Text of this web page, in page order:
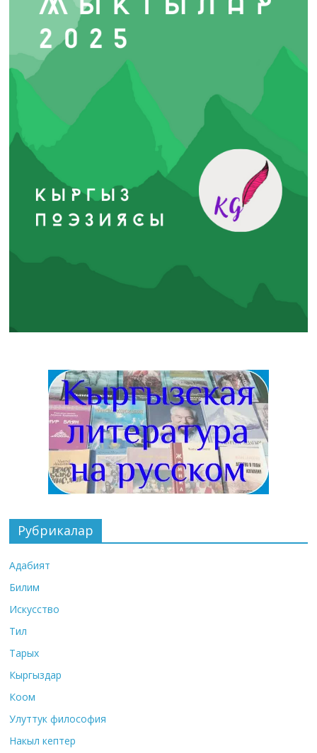
Рубрикалар
Адабият
Билим
Искусство
Тил
Тарых
Кыргыздар
Коом
Улуттук философия
Накыл кептер